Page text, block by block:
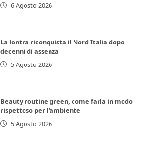
6 Agosto 2026
La lontra riconquista il Nord Italia dopo
decenni di assenza
5 Agosto 2026
Beauty routine green, come farla in modo
rispettoso per l’ambiente
5 Agosto 2026